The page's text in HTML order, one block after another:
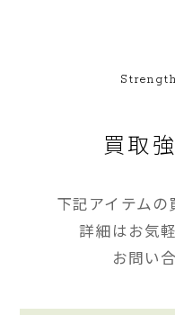
買取
下記アイテムの
詳細はお気
お問い